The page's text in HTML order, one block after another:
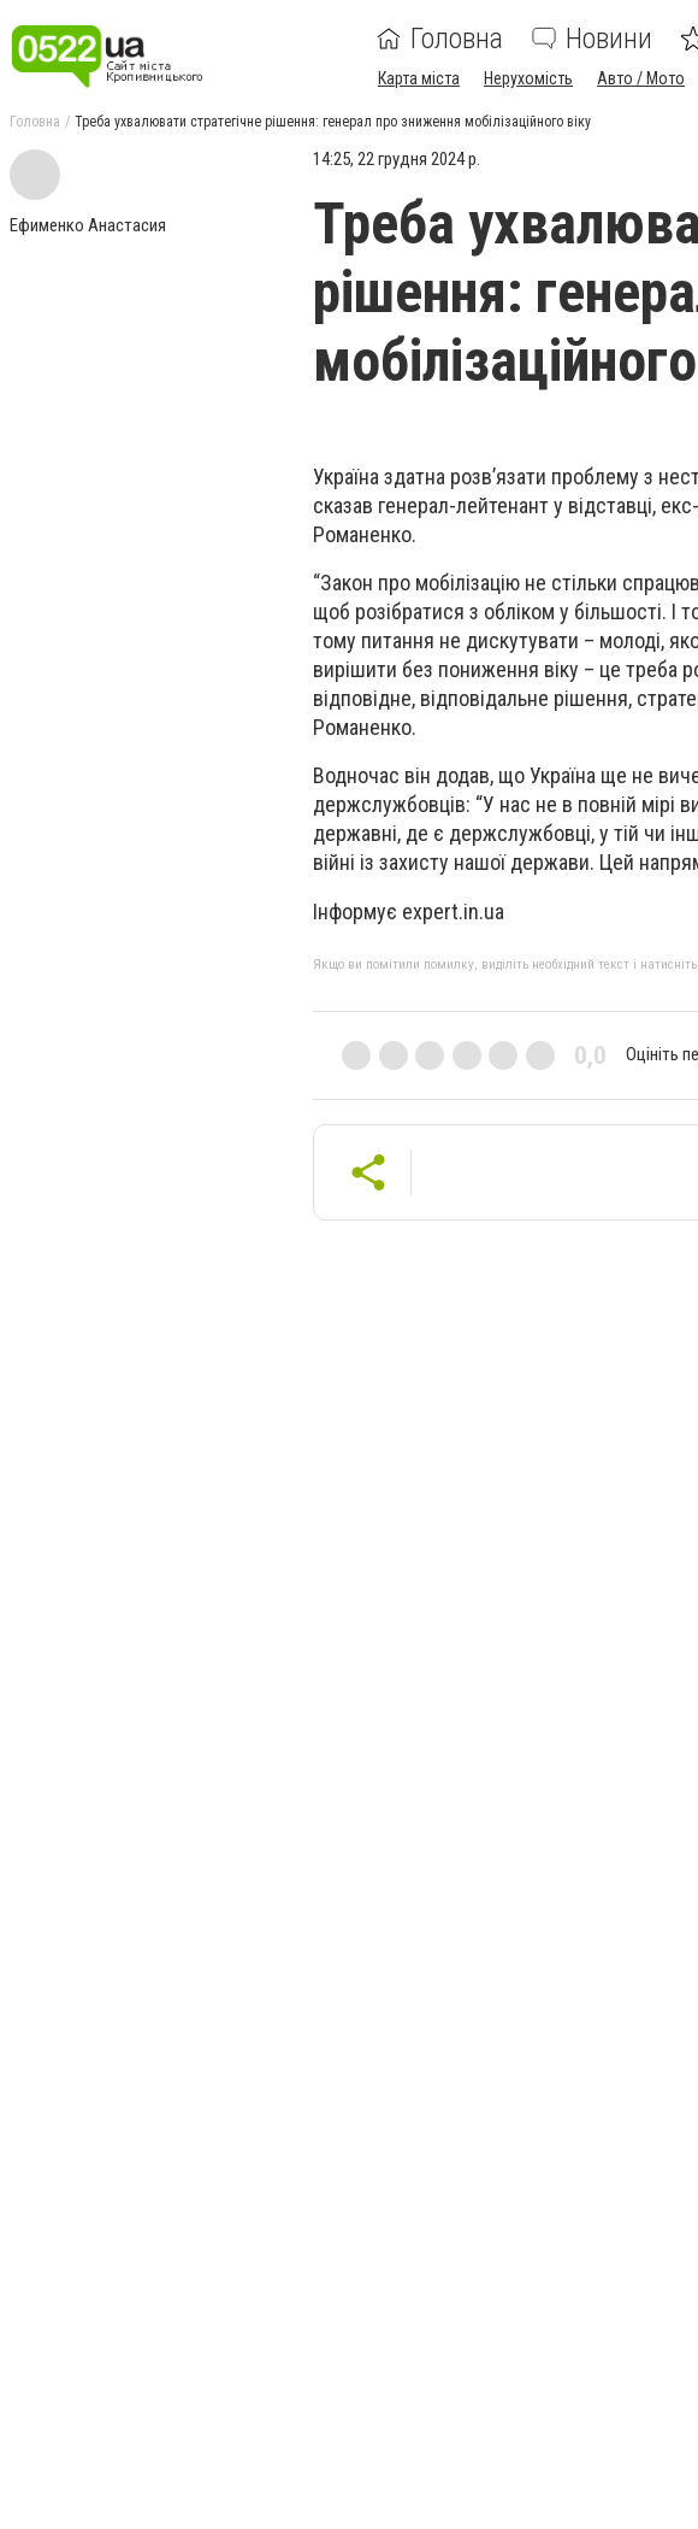
Головна Новини
Карта міста Нерухомість Авто / Мото
Головна Треба ухвалювати стратегічне рішення: генерал про зниження мобілізаційного віку
Ефименко Анастасия
14:25, 22 грудня 2024 р.
Треба
рішення:
Україна здатна розв’язати проблему з
сказав генерал-лейтенант у відставці,
Романенко.
“Закон про мобілізацію не стільки
щоб розібратися з обліком у більшості. І
тому питання не дискутувати – молоді,
вирішити без пониження віку – це треба
відповідне, відповідальне рішення,
Романенко.
Водночас він додав, що Україна ще не
держслужбовців: “У нас не в повній мірі
державні, де є держслужбовці, у тій чи
війні із захисту нашої держави. Цей
Інформує expert.in.ua
Якщо ви помітили помилку, виділіть необхідний текст і
0,0 Оцініть